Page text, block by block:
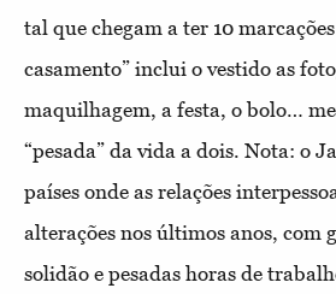
tal que chegam a ter 10
casamento” inclui o vestido as
maquilhagem, a festa, o bolo…
“pesada” da vida a dois. Nota: o
países onde as relações
alterações nos últimos anos, com
solidão e pesadas horas de